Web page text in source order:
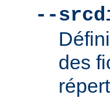
--
des